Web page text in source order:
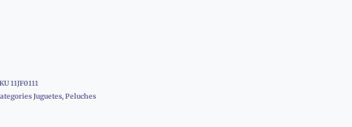
11JF0111
Juguetes, Peluches